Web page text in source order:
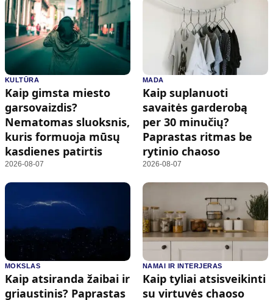
KULTŪRA
Kaip gimsta miesto
garsovaizdis?
Nematomas sluoksnis,
kuris formuoja mūsų
kasdienes patirtis
2026-08-07
MADA
Kaip suplanuoti
savaitės garderobą
per 30 minučių?
Paprastas ritmas be
rytinio chaoso
2026-08-07
MOKSLAS
Kaip atsiranda žaibai ir
griaustinis? Paprastas
NAMAI IR INTERJERAS
Kaip tyliai atsisveikinti
su virtuvės chaoso